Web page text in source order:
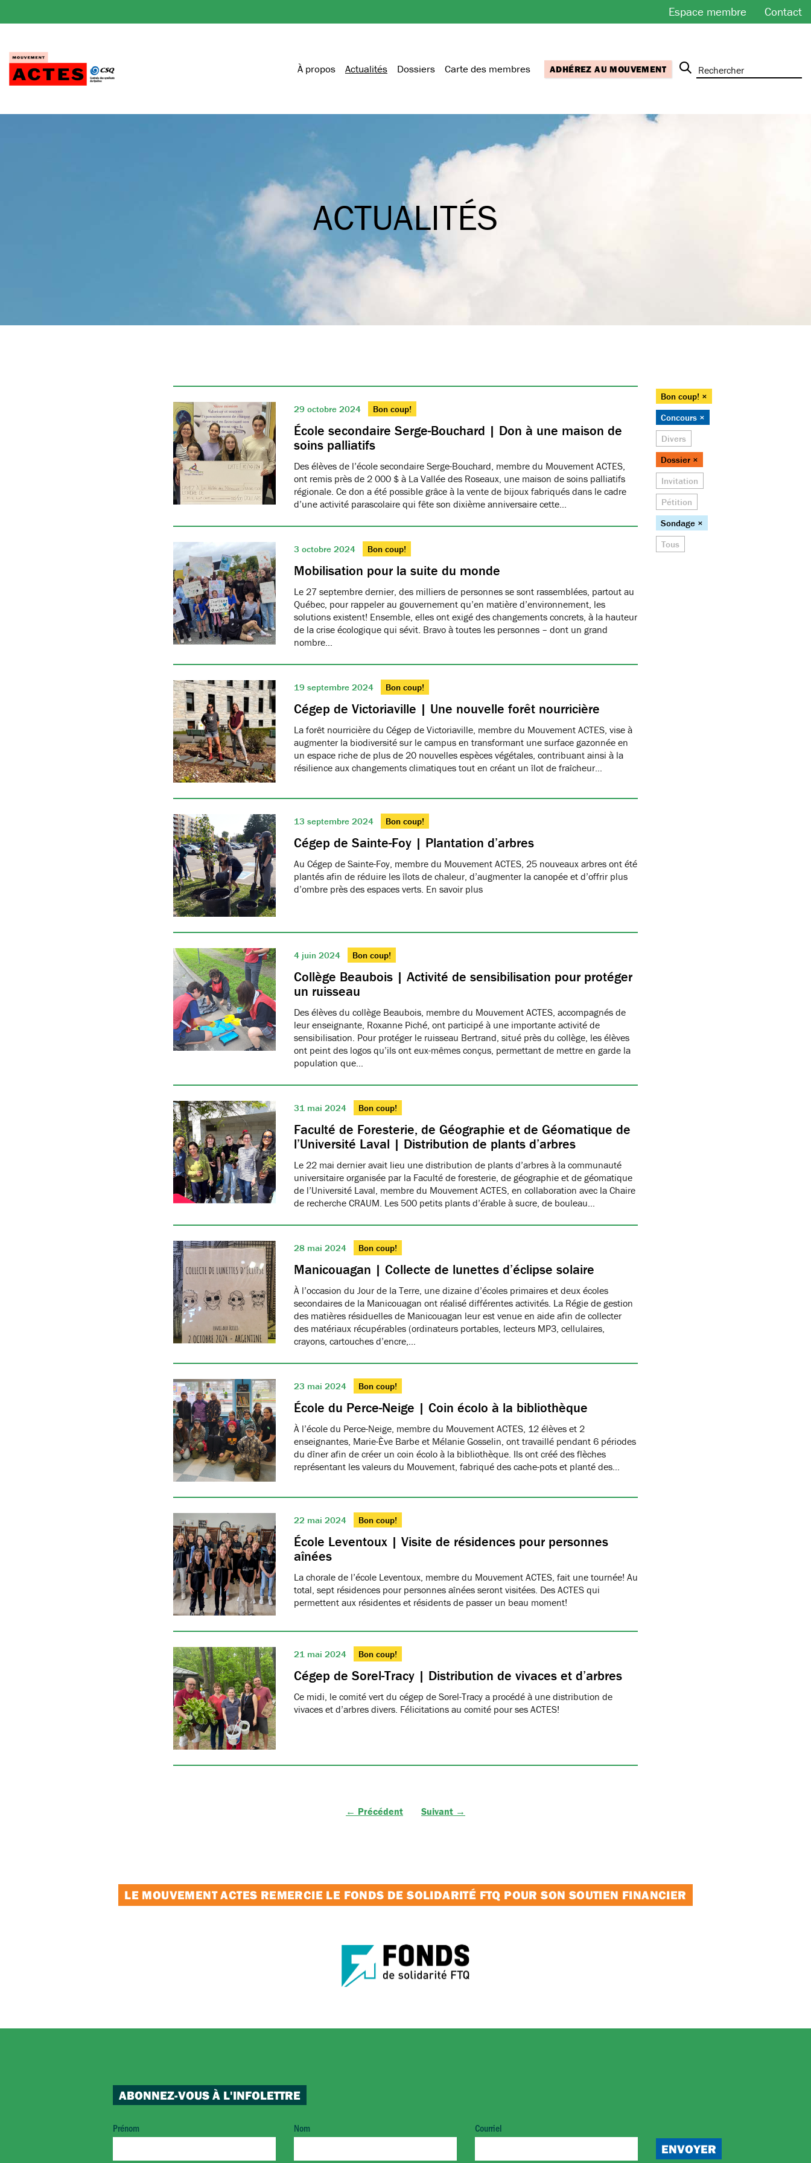
au
Espace membre Contact
À propos Actualités Dossiers Carte des membres ADHÉREZ AU MOUVEMENT
ACTUALITÉS
29 octobre 2024 Bon coup!
École secondaire Serge-Bouchard | Don à une maison de
soins palliatifs
Des élèves de l’école secondaire Serge-Bouchard, membre du Mouvement ACTES,
ont remis près de 2 000 $ à La Vallée des Roseaux, une maison de soins palliatifs
régionale. Ce don a été possible grâce à la vente de bijoux fabriqués dans le cadre
d’une activité parascolaire qui fête son dixième anniversaire cette…
3 octobre 2024 Bon coup!
Mobilisation pour la suite du monde
Le 27 septembre dernier, des milliers de personnes se sont rassemblées, partout au
Québec, pour rappeler au gouvernement qu’en matière d’environnement, les
solutions existent! Ensemble, elles ont exigé des changements concrets, à la hauteur
de la crise écologique qui sévit. Bravo à toutes les personnes – dont un grand
nombre…
19 septembre 2024 Bon coup!
Cégep de Victoriaville | Une nouvelle forêt nourricière
La forêt nourricière du Cégep de Victoriaville, membre du Mouvement ACTES, vise à
augmenter la biodiversité sur le campus en transformant une surface gazonnée en
un espace riche de plus de 20 nouvelles espèces végétales, contribuant ainsi à la
résilience aux changements climatiques tout en créant un îlot de fraîcheur…
13 septembre 2024 Bon coup!
Cégep de Sainte-Foy | Plantation d’arbres
Au Cégep de Sainte-Foy, membre du Mouvement ACTES, 25 nouveaux arbres ont été
plantés afin de réduire les îlots de chaleur, d’augmenter la canopée et d’offrir plus
d’ombre près des espaces verts. En savoir plus
4 juin 2024 Bon coup!
Collège Beaubois | Activité de sensibilisation pour protéger
un ruisseau
Des élèves du collège Beaubois, membre du Mouvement ACTES, accompagnés de
leur enseignante, Roxanne Piché, ont participé à une importante activité de
sensibilisation. Pour protéger le ruisseau Bertrand, situé près du collège, les élèves
ont peint des logos qu’ils ont eux-mêmes conçus, permettant de mettre en garde la
population que…
31 mai 2024 Bon coup!
Faculté de Foresterie, de Géographie et de Géomatique de
l’Université Laval | Distribution de plants d’arbres
Le 22 mai dernier avait lieu une distribution de plants d’arbres à la communauté
universitaire organisée par la Faculté de foresterie, de géographie et de géomatique
de l’Université Laval, membre du Mouvement ACTES, en collaboration avec la Chaire
de recherche CRAUM. Les 500 petits plants d’érable à sucre, de bouleau…
28 mai 2024 Bon coup!
Manicouagan | Collecte de lunettes d’éclipse solaire
À l’occasion du Jour de la Terre, une dizaine d’écoles primaires et deux écoles
secondaires de la Manicouagan ont réalisé différentes activités. La Régie de gestion
des matières résiduelles de Manicouagan leur est venue en aide afin de collecter
des matériaux récupérables (ordinateurs portables, lecteurs MP3, cellulaires,
crayons, cartouches d’encre,…
23 mai 2024 Bon coup!
École du Perce-Neige | Coin écolo à la bibliothèque
À l’école du Perce-Neige, membre du Mouvement ACTES, 12 élèves et 2
enseignantes, Marie-Ève Barbe et Mélanie Gosselin, ont travaillé pendant 6 périodes
du dîner afin de créer un coin écolo à la bibliothèque. Ils ont créé des flèches
représentant les valeurs du Mouvement, fabriqué des cache-pots et planté des…
22 mai 2024 Bon coup!
École Leventoux | Visite de résidences pour personnes
aînées
La chorale de l’école Leventoux, membre du Mouvement ACTES, fait une tournée! Au
total, sept résidences pour personnes aînées seront visitées. Des ACTES qui
permettent aux résidentes et résidents de passer un beau moment!
21 mai 2024 Bon coup!
Cégep de Sorel-Tracy | Distribution de vivaces et d’arbres
Ce midi, le comité vert du cégep de Sorel-Tracy a procédé à une distribution de
vivaces et d’arbres divers. Félicitations au comité pour ses ACTES!
Bon coup! ×
Concours ×
Divers
Dossier ×
Invitation
Pétition
Sondage ×
Tous
← Précédent Suivant →
LE MOUVEMENT ACTES REMERCIE LE FONDS DE SOLIDARITÉ FTQ POUR SON SOUTIEN FINANCIER
ABONNEZ-VOUS À L'INFOLETTRE
Prénom Nom Courriel